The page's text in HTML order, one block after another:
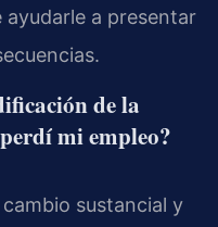
a presentar
de la
mi empleo?
sustancial y